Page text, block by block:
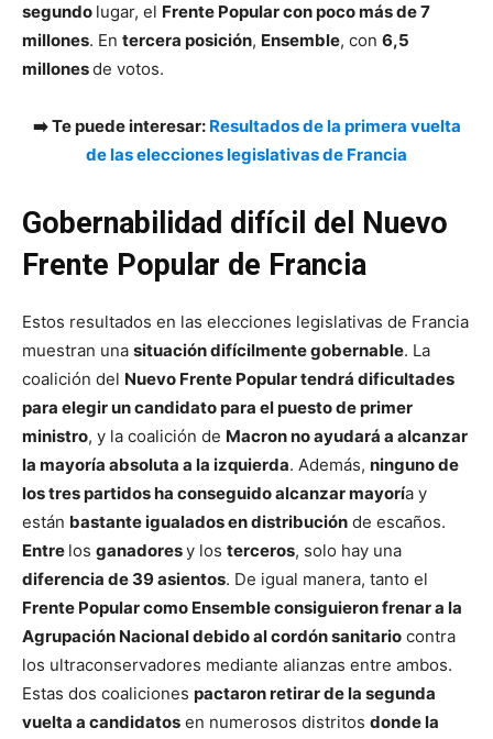
segundo lugar, el Frente Popular con poco más de 7
millones. En tercera posición, Ensemble, con 6,5
millonesde votos.
➡️ Te puede interesar: Resultados de la primera vuelta
de las elecciones legislativas de Francia
Gobernabilidad difícil del Nuevo
Frente Popular de Francia
Estos resultados en las elecciones legislativas de Francia
muestran una situación difícilmente gobernable. La
coalición del Nuevo Frente Popular tendrá dificultades
para elegir un candidato para el puesto de primer
ministro, y la coalición de Macron no ayudará a alcanzar
la mayoría absoluta a la izquierda. Además, ninguno de
los tres partidos ha conseguido alcanzar mayoría y
están bastante igualados en distribución de escaños.
Entre los ganadoresy los terceros, solo hay una
diferencia de 39 asientos. De igual manera, tanto el
Frente Popular como Ensemble consiguieron frenar a la
Agrupación Nacional debido al cordón sanitario contra
los ultraconservadores mediante alianzas entre ambos.
Estas dos coaliciones pactaron retirar de la segunda
vuelta a candidatos en numerosos distritos donde la